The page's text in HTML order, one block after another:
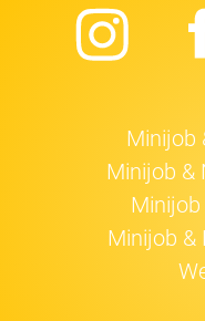
Minijob
Minijob &
Minijob &